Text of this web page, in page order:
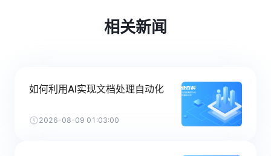
相关新闻
如何利用AI实现文档处理自动化
2026-08-09 01:03:00